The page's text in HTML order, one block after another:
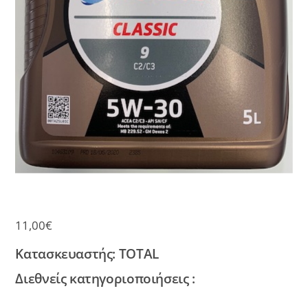
11,00€
Κατασκευαστής: TOTAL
Διεθνείς κατηγοριοποιήσεις :